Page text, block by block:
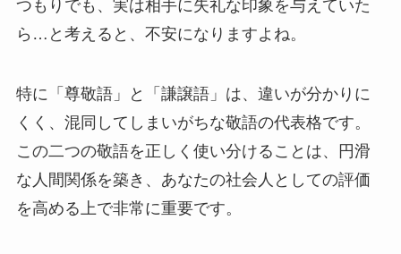
つもりでも、実は相手に失礼な印象を与えていた
ら…と考えると、不安になりますよね。
特に「尊敬語」と「謙譲語」は、違いが分かりに
くく、混同してしまいがちな敬語の代表格です。
この二つの敬語を正しく使い分けることは、円滑
な人間関係を築き、あなたの社会人としての評価
を高める上で非常に重要です。